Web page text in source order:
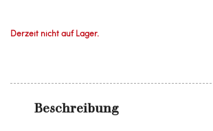
Derzeit nicht auf Lager.
Beschreibung